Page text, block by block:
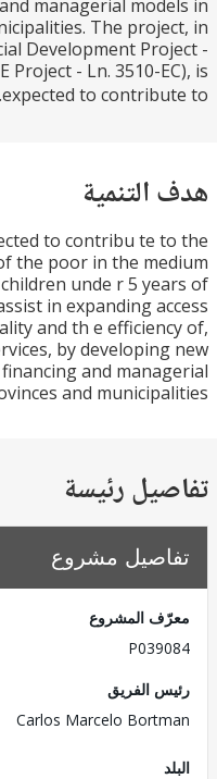
and managerial
municipalities. The
II Social Development
Project - Ln. 3510-
expected to
نتائج
expected to contribu te
of the poor in the
and children unde r 5
to assist in expanding
quality and th e
services, by
financing and
provinces and
رئيسة
مشروع
المشروع
الفريق
Carlos Marcelo
N/A